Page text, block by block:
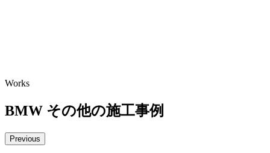
Works
BMW その他の施工事例
Previous